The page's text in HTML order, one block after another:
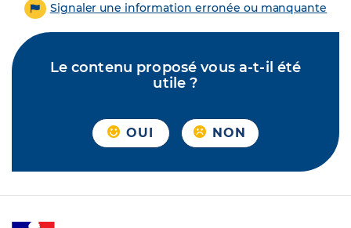
Signaler une information erronée ou manquante
Le contenu proposé vous a-t-il été
utile ?
OUI NON